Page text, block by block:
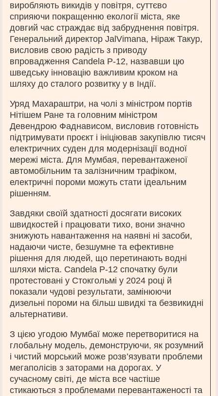
виробляють викидів у повітря, суттєво
сприяючи покращенню екології міста, яке
довгий час страждає від забруднення повітря.
Генеральний директор JalVimana, Ніраж Такур,
висловив свою радість з приводу
впровадження Candela P-12, назвавши цю
шведську інновацію важливим кроком на
шляху до сталого розвитку у в Індії.
Уряд Махараштри, на чолі з міністром портів
Нітішем Ране та головним міністром
Девендрою Фаднависом, висловив готовність
підтримувати проєкт і ініціював закупівлю тисяч
електричних суден для модернізації водної
мережі міста. Для Мумбая, перевантаженої
автомобільним та залізничним трафіком,
електричні пороми можуть стати ідеальним
рішенням.
Завдяки своїй здатності досягати високих
швидкостей і працювати тихо, вони значно
знижують навантаження на наявні ні засоби,
надаючи чисте, безшумне та ефективне
рішення для людей, що перетинають водні
шляхи міста. Candela P-12 спочатку були
протестовані у Стокгольмі у 2024 році й
показали чудові результати, замінюючи
дизельні пороми на більш швидкі та безвикидні
альтернативи.
З цією угодою Мумбаї може перетворитися на
глобальну модель, демонструючи, як розумний
і чистий морський може розв’язувати проблеми
мегаполісів з заторами на дорогах. У
сучасному світі, де міста все частіше
стикаються з проблемами перевантаженості та